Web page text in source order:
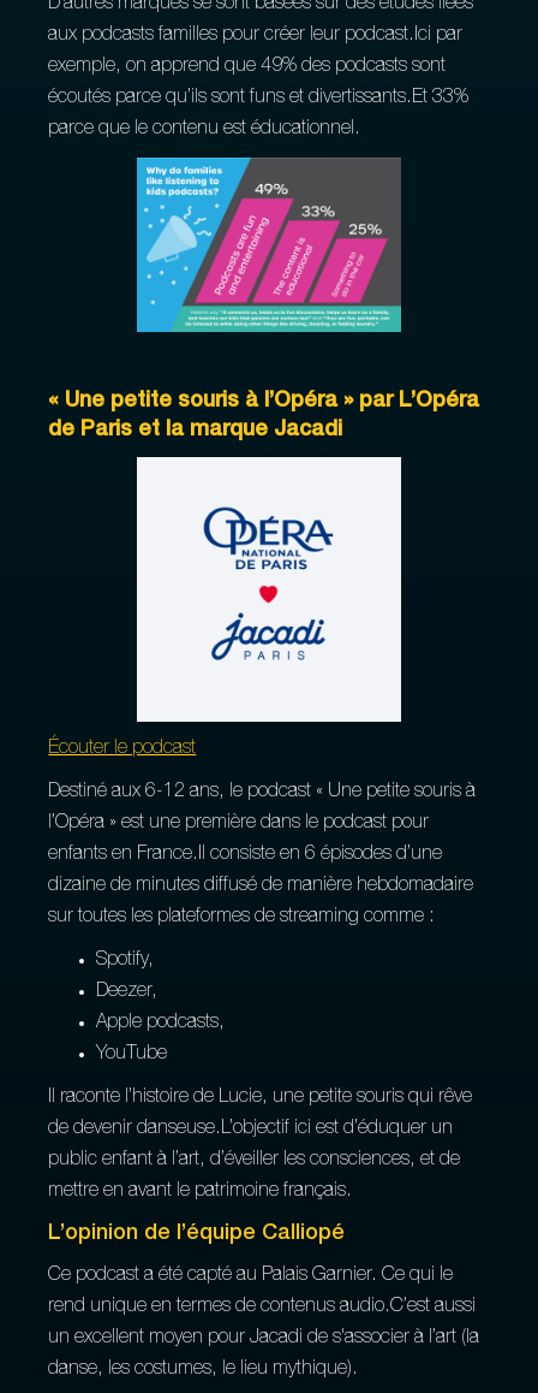
D’autres marques se sont basées sur des études liées
aux podcasts familles pour créer leur podcast.Ici par
exemple, on apprend que 49% des podcasts sont
écoutés parce qu’ils sont funs et divertissants.Et 33%
parce que le contenu est éducationnel.
« Une petite souris à l’Opéra » par L’Opéra
de Paris et la marque Jacadi
Écouter le podcast
Destiné aux 6-12 ans, le podcast « Une petite souris à
l’Opéra » est une première dans le podcast pour
enfants en France.Il consiste en 6 épisodes d’une
dizaine de minutes diffusé de manière hebdomadaire
sur toutes les plateformes de streaming comme :
Spotify,
Deezer,
Apple podcasts,
YouTube
Il raconte l’histoire de Lucie, une petite souris qui rêve
de devenir danseuse.L’objectif ici est d’éduquer un
public enfant à l’art, d’éveiller les consciences, et de
mettre en avant le patrimoine français.
L’opinion de l’équipe Calliopé
Ce podcast a été capté au Palais Garnier. Ce qui le
rend unique en termes de contenus audio.C’est aussi
un excellent moyen pour Jacadi de s'associer à l’art (la
danse, les costumes, le lieu mythique).